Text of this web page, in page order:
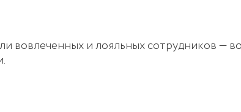
вовлеченных и лояльных сотрудников —